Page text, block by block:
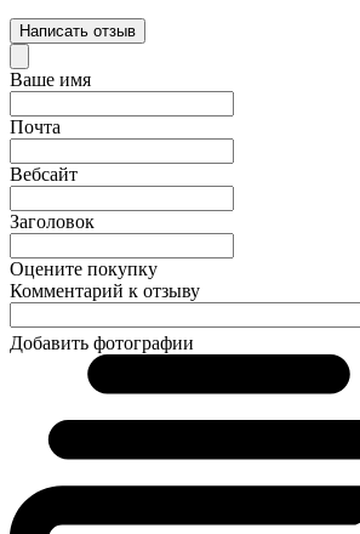
Написать отзыв
Ваше имя
Почта
Вебсайт
Заголовок
Оцените покупку
Комментарий к отзыву
Добавить фотографии